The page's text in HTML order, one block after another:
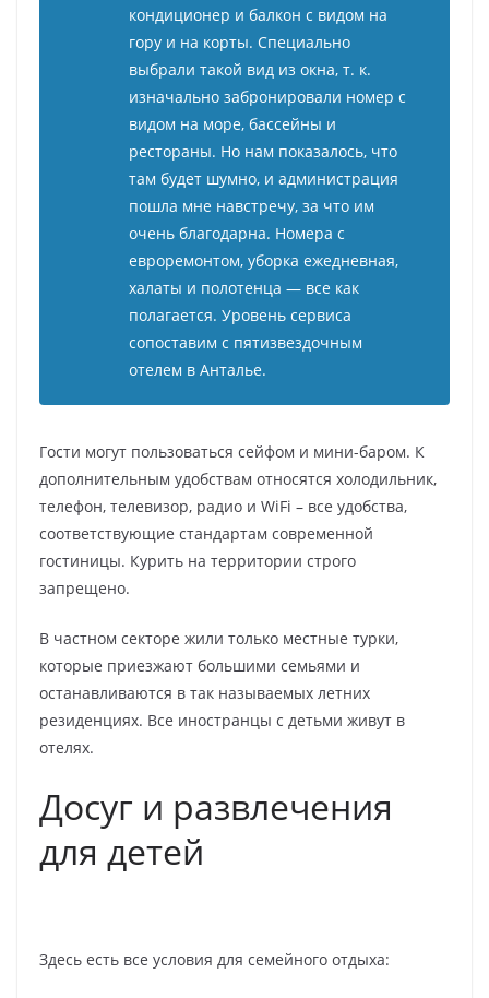
кондиционер и балкон с видом на
гору и на корты. Специально
выбрали такой вид из окна, т. к.
изначально забронировали номер с
видом на море, бассейны и
рестораны. Но нам показалось, что
там будет шумно, и администрация
пошла мне навстречу, за что им
очень благодарна. Номера с
евроремонтом, уборка ежедневная,
халаты и полотенца — все как
полагается. Уровень сервиса
сопоставим с пятизвездочным
отелем в Анталье.
Гости могут пользоваться сейфом и мини-баром. К
дополнительным удобствам относятся холодильник,
телефон, телевизор, радио и WiFi – все удобства,
соответствующие стандартам современной
гостиницы. Курить на территории строго
запрещено.
В частном секторе жили только местные турки,
которые приезжают большими семьями и
останавливаются в так называемых летних
резиденциях. Все иностранцы с детьми живут в
отелях.
Досуг и развлечения
для детей
Здесь есть все условия для семейного отдыха: